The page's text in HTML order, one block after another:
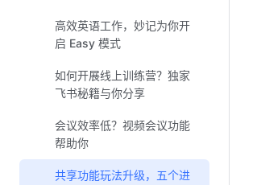
高效英语工作，妙记为你开
启 Easy 模式
如何开展线上训练营？独家
飞书秘籍与你分享
会议效率低？视频会议功能
帮助你
共享功能玩法升级，五个进